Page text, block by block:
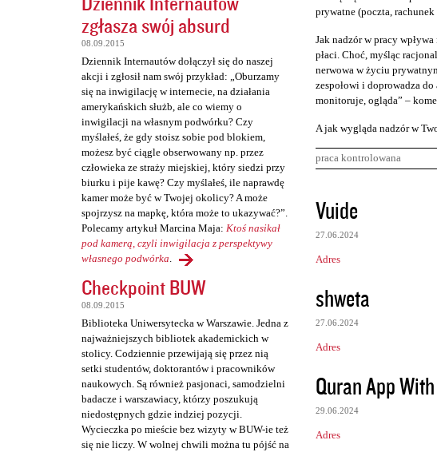
zgłasza swój absurd
08.09.2015
Dziennik Internautów dołączył się do naszej
akcji i zgłosił nam swój przykład: „Oburzamy
się na inwigilację w internecie, na działania
amerykańskich służb, ale co wiemy o
inwigilacji na własnym podwórku? Czy
myślałeś, że gdy stoisz sobie pod blokiem,
możesz być ciągle obserwowany np. przez
człowieka ze straży miejskiej, który siedzi przy
biurku i pije kawę? Czy myślałeś, ile naprawdę
kamer może być w Twojej okolicy? A może
spojrzysz na mapkę, która może to ukazywać?”.
Polecamy artykuł Marcina Maja: Ktoś nasikał
pod kamerą, czyli inwigilacja z perspektywy
własnego podwórka.
Checkpoint BUW
08.09.2015
Biblioteka Uniwersytecka w Warszawie. Jedna z
najważniejszych bibliotek akademickich w
stolicy. Codziennie przewijają się przez nią
setki studentów, doktorantów i pracowników
naukowych. Są również pasjonaci, samodzielni
badacze i warszawiacy, którzy poszukują
niedostępnych gdzie indziej pozycji.
Wycieczka po mieście bez wizyty w BUW-ie też
się nie liczy. W wolnej chwili można tu pójść na
prywatne (poczta,
Jak nadzór w pracy
płaci. Choć, myśląc
nerwowa w życiu
zespołowi i doprowadza
monitoruje, ogląda” –
A jak wygląda nadzór w
praca kontrolowana
K
o
m
e
n
t
r
z
e
Vuide
27.06.2024
Adres
shweta
27.06.2024
Adres
Quran App
29.06.2024
Adres